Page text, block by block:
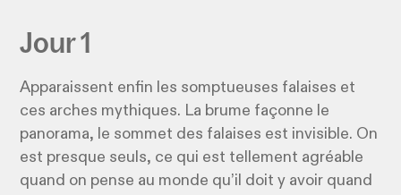
Jour 1
Apparaissent enfin les somptueuses falaises et
ces arches mythiques. La brume façonne le
panorama, le sommet des falaises est invisible. On
est presque seuls, ce qui est tellement agréable
quand on pense au monde qu’il doit y avoir quand